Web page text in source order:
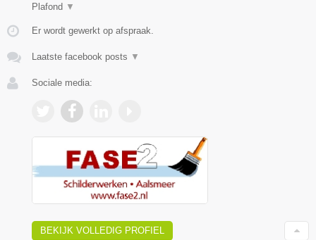
Plafond ▼
Er wordt gewerkt op afspraak.
Laatste facebook posts ▼
Sociale media:
BEKIJK VOLLEDIG PROFIEL